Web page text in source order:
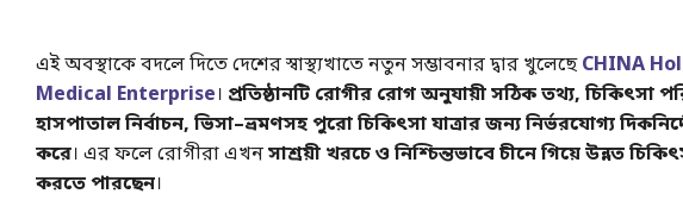
এই অবস্থাকে বদলে দিতে দেশের স্বাস্থ্যখাতে নতুন সম্ভাবনার দ্বার খুলেছেCHINA
Medical Enterprise। প্রতিষ্ঠানটি রোগীর রোগ অনুযায়ীসঠিক তথ্য, চিকিৎসা
হাসপাতাল নির্বাচন, ভিসা–ভ্রমণসহ পুরো চিকিৎসা যাত্রার জন্য নির্ভরযোগ্য
করে। এর ফলে রোগীরা এখনসাশ্রয়ী খরচে ও নিশ্চিন্তভাবে চীনে গিয়ে উন্নত
করতে পারছেন।